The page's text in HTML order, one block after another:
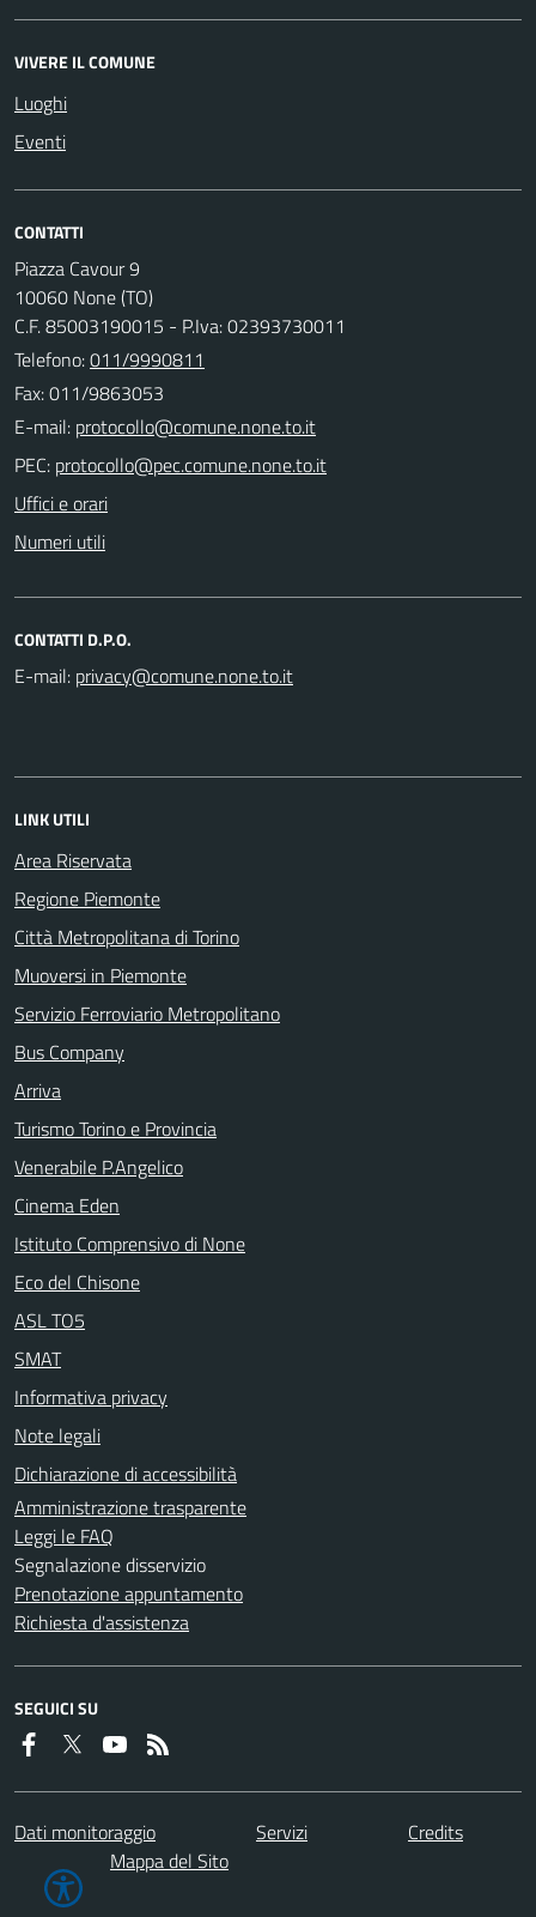
VIVERE IL COMUNE
Luoghi
Eventi
CONTATTI
Piazza Cavour 9
10060 None (TO)
C.F. 85003190015 - P.Iva: 02393730011
Telefono:011/9990811
Fax: 011/9863053
E-mail:
PEC:
Uffici e orari
Numeri utili
CONTATTI D.P.O.
E-mail:
LINK UTILI
Area Riservata
Regione Piemonte
Città Metropolitana di Torino
Muoversi in Piemonte
Servizio Ferroviario Metropolitano
Bus Company
Arriva
Turismo Torino e Provincia
Venerabile P.Angelico
Cinema Eden
Istituto Comprensivo di None
Eco del Chisone
ASL TO5
SMAT
Informativa privacy
Note legali
Dichiarazione di accessibilità
Amministrazione trasparente
Leggi le FAQ
Segnalazione disservizio
Prenotazione appuntamento
Richiesta d'assistenza
SEGUICI SU
Dati monitoraggio Servizi
Credits
Mappa del Sito